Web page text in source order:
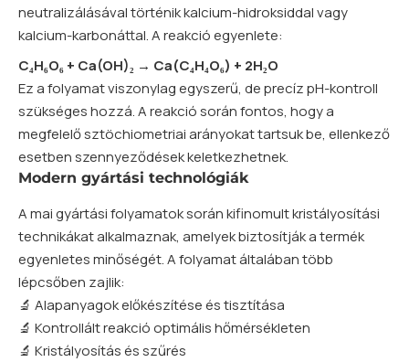
neutralizálásával történik kalcium-hidroksiddal vagy
kalcium-karbonáttal. A reakció egyenlete:
C₄H₆O₆ + Ca(OH)₂ → Ca(C₄H₄O₆) + 2H₂O
Ez a folyamat viszonylag egyszerű, de precíz pH-kontroll
szükséges hozzá. A reakció során fontos, hogy a
megfelelő sztöchiometriai arányokat tartsuk be, ellenkező
esetben szennyeződések keletkezhetnek.
Modern gyártási technológiák
A mai gyártási folyamatok során kifinomult kristályosítási
technikákat alkalmaznak, amelyek biztosítják a termék
egyenletes minőségét. A folyamat általában több
lépcsőben zajlik:
🔬 Alapanyagok előkészítése és tisztítása
🔬 Kontrollált reakció optimális hőmérsékleten
🔬 Kristályosítás és szűrés